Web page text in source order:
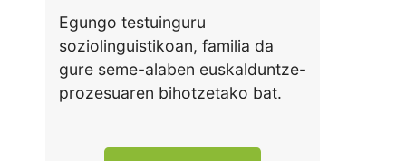
Egungo testuinguru
soziolinguistikoan, familia da
gure seme-alaben euskalduntze-
prozesuaren bihotzetako bat.